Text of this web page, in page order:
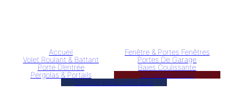
Accueil
Fenêtre & Portes Fenêtres
Volet Roulant & Battant
Portes De Garage
Porte D’entrée
Baies Coulissante
Pergolas & Portails
Contactez-Nous
Donnez–nous votre avis